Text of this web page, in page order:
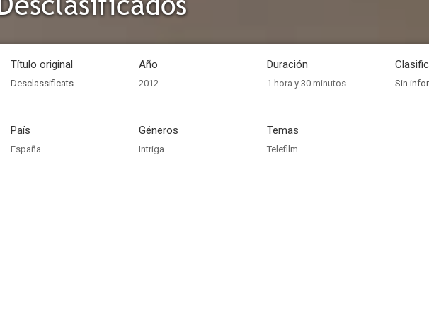
Título original
Desclassificats
Año
2012
Duración
1 hora y 30 minutos Sin
País
España
Géneros
Intriga
Temas
Telefilm